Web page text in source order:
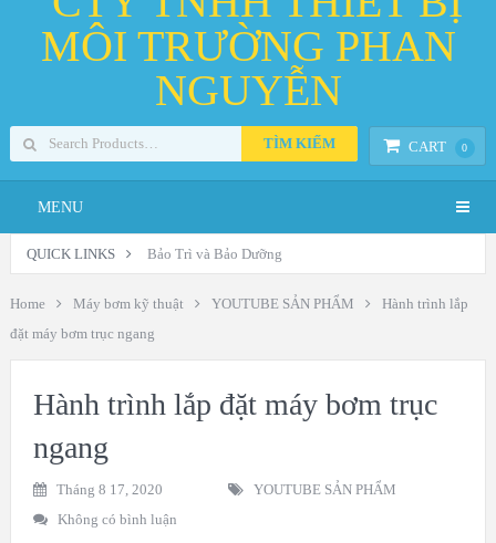
CART 0
TÌM KIẾM
MENU
QUICK LINKS Bảo Trì và Bảo Dưỡng
Home Máy bơm kỹ thuật YOUTUBE SẢN PHẨM
Hành trình lắp
đặt máy bơm trục ngang
Hành trình lắp đặt máy bơm trục
ngang
Tháng 8 17, 2020
YOUTUBE SẢN PHẨM
Không có bình luận